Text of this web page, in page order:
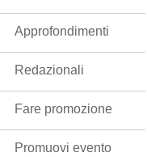
Approfondimenti
Redazionali
Fare promozione
Promuovi evento